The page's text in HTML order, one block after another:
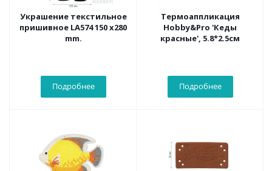
Украшение текстильное
пришивное LA574 150 х280
mm.
Подробнее
Термоаппликация
Hobby&Pro 'Кеды
красные', 5.8*2.5см
Подробнее